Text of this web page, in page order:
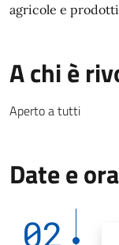
agricole e
A chi è
Aperto a tutti
Date e
02